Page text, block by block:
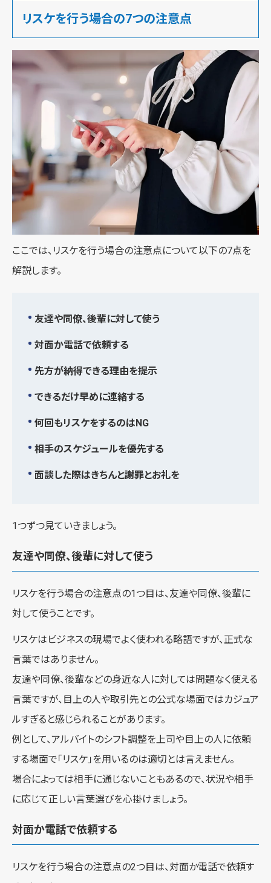
リスケを行う場合の7つの注意点
ここでは、リスケを行う場合の注意点について以下の7点を
解説します。
友達や同僚、後輩に対して使う
対面か電話で依頼する
先方が納得できる理由を提示
できるだけ早めに連絡する
何回もリスケをするのはNG
相手のスケジュールを優先する
面談した際はきちんと謝罪とお礼を
1つずつ見ていきましょう。
友達や同僚、後輩に対して使う
リスケを行う場合の注意点の1つ目は、友達や同僚、後輩に
対して使うことです。
リスケはビジネスの現場でよく使われる略語ですが、正式な
言葉ではありません。
友達や同僚、後輩などの身近な人に対しては問題なく使える
言葉ですが、目上の人や取引先との公式な場面ではカジュア
ルすぎると感じられることがあります。
例として、アルバイトのシフト調整を上司や目上の人に依頼
する場面で「リスケ」を用いるのは適切とは言えません。
場合によっては相手に通じないこともあるので、状況や相手
に応じて正しい言葉選びを心掛けましょう。
対面か電話で依頼する
リスケを行う場合の注意点の2つ目は、対面か電話で依頼す